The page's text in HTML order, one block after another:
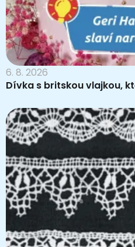
6. 8. 2026
Dívka s britskou vlajkou,